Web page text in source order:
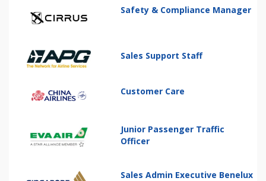
Safety & Compliance Manager
Sales Support Staff
Customer Care
Junior Passenger Traffic
Officer
Sales Admin Executive Benelux